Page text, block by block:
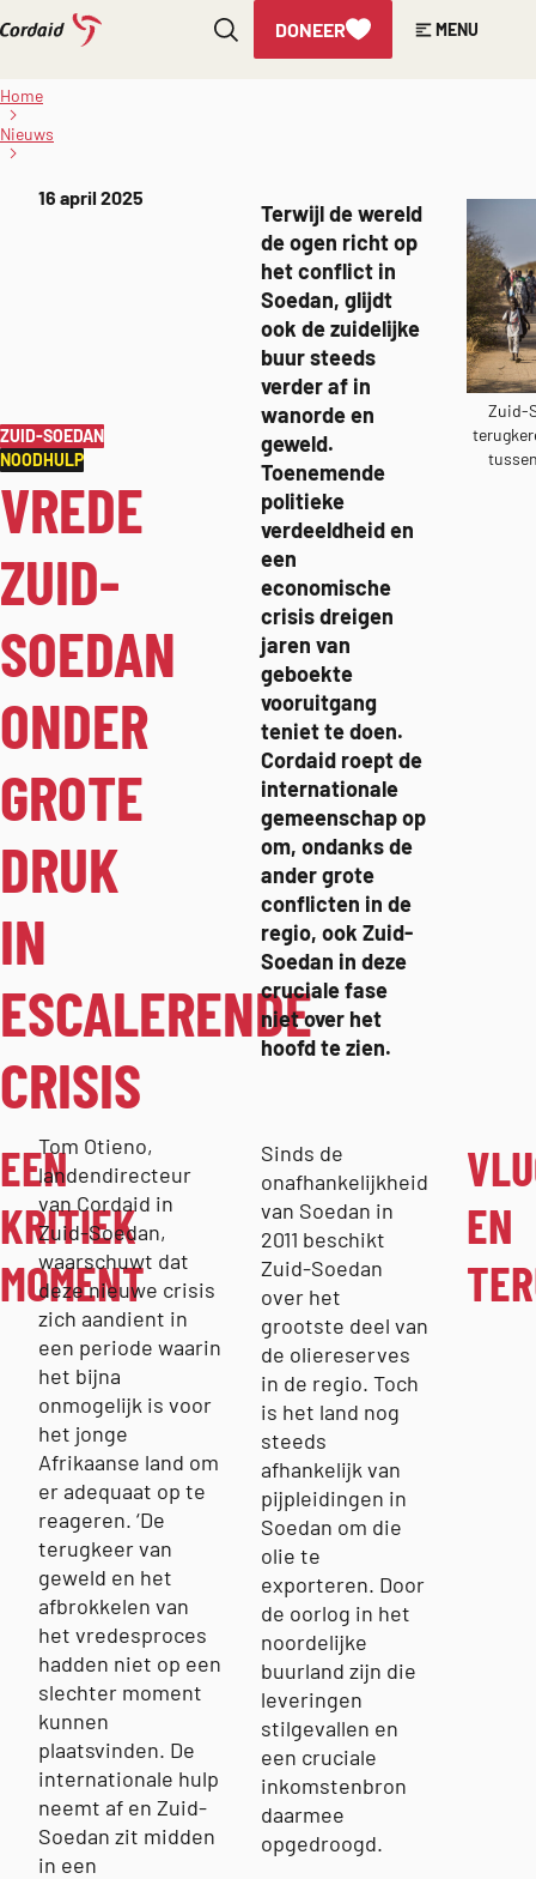
Direct
de
inhoud
DONEER MENU
Home
Nieuws
onder grote
druk in
escalerende
VREDE
ZUID-
SOEDAN
ONDER
GROTE
DRUK
IN
ESCALERENDE
CRISIS
ZUID-SOEDAN– GA NAAR ARCHIEF
NOODHULP– GA NAAR ARCHIEF
Gepubliceerd
16 april 2025
Terwijl de wereld
de ogen richt op
het conflict in
Soedan, glijdt
ook de zuidelijke
buur steeds
verder af in
wanorde en
geweld.
Toenemende
politieke
verdeeldheid en
een
economische
crisis dreigen
jaren van
geboekte
vooruitgang
teniet te doen.
Cordaid roept de
internationale
gemeenschap op
om, ondanks de
ander grote
conflicten in de
regio, ook Zuid-
Soedan in deze
cruciale fase
niet over het
hoofd te zien.
Zuid-
EEN
KRITIEK
MOMENT
Tom Otieno,
landendirecteur
van Cordaid in
Zuid-Soedan,
waarschuwt dat
deze nieuwe crisis
zich aandient in
een periode waarin
het bijna
onmogelijk is voor
het jonge
Afrikaanse land om
er adequaat op te
reageren. ‘De
terugkeer van
geweld en het
afbrokkelen van
het vredesproces
hadden niet op een
slechter moment
kunnen
plaatsvinden. De
internationale hulp
neemt af en Zuid-
Soedan zit midden
in een
Sinds de
onafhankelijkheid
van Soedan in
2011 beschikt
Zuid-Soedan
over het
grootste deel van
de oliereserves
in de regio. Toch
is het land nog
steeds
afhankelijk van
pijpleidingen in
Soedan om die
olie te
exporteren. Door
de oorlog in het
noordelijke
buurland zijn die
leveringen
stilgevallen en
een cruciale
inkomstenbron
daarmee
opgedroogd.
EN